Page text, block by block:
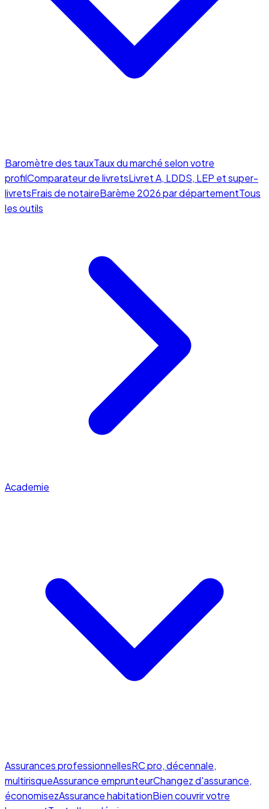
Baromètre des tauxTaux du marché selon votre
profilComparateur de livretsLivret A, LDDS, LEP et super-
livretsFrais de notaireBarème 2026 par départementTous
les outils
Academie
Assurances professionnellesRC pro, décennale,
multirisqueAssurance emprunteurChangez d'assurance,
économisezAssurance habitationBien couvrir votre